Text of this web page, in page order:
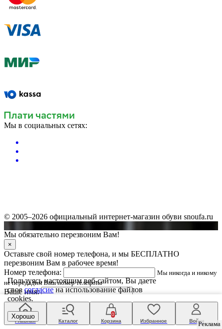
Реклама
Реклама
Мы в социальных сетях:
Главная Каталог
0
Корзина
Избранное Войти
© 2005–2026 официальный интернет-магазин обуви snoufa.ru
Пользуясь настоящим веб-сайтом, Вы даете
свое согласиена использование файлов
cookies.
Хорошо
Мы обязательно перезвоним Вам!
×
Оставьте свой номер телефона, и мы БЕСПЛАТНО
перезвоним Вам в рабочее время!
Номер телефона:
Мы никогда и никому
не передадим Ваш номер телефона
Ваше имя:
Принимаю условияОфертыи ознакомлен(а) сПолитикой
обработки персональных данных
Даю согласие на обработкуперсональных данных